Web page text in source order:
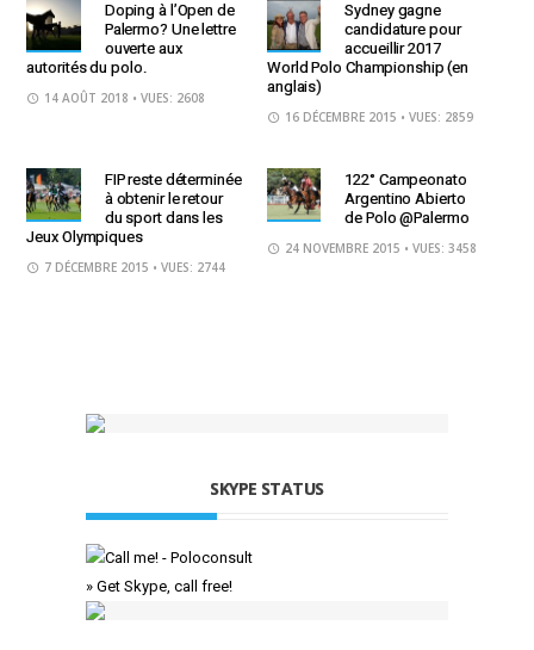
Doping à l’Open de
Palermo? Une lettre
ouverte aux
autorités du polo.
14 AOÛT 2018 • VUES: 2608
Sydney gagne
candidature pour
accueillir 2017
World Polo Championship (en
anglais)
16 DÉCEMBRE 2015 • VUES: 2859
FIP reste déterminée
à obtenir le retour
du sport dans les
Jeux Olympiques
7 DÉCEMBRE 2015 • VUES: 2744
122° Campeonato
Argentino Abierto
de Polo @Palermo
24 NOVEMBRE 2015 • VUES: 3458
SKYPE STATUS
» Get Skype, call free!